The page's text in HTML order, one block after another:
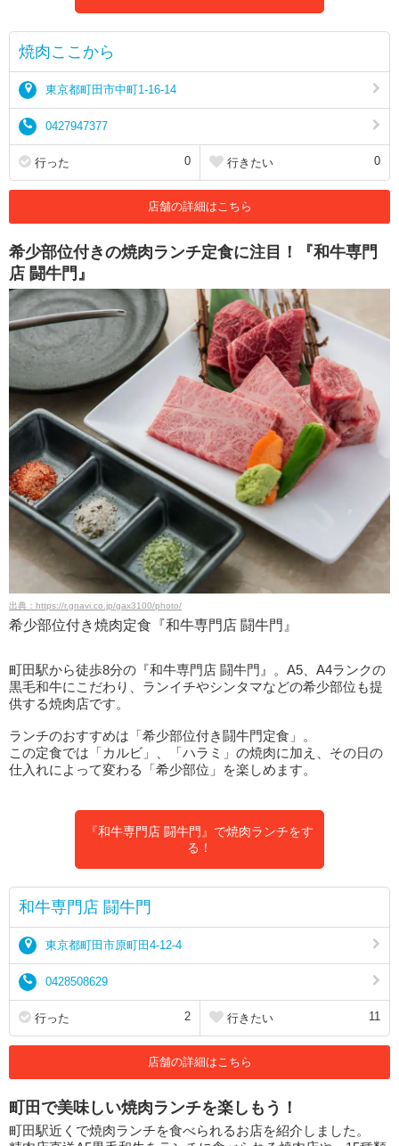
焼肉ここから
東京都町田市中町1-16-14
0427947377
行った 0 行きたい 0
店舗の詳細はこちら
希少部位付きの焼肉ランチ定食に注目！『和牛専門
店 闘牛門』
出典：https://r.gnavi.co.jp/gax3100/photo/
希少部位付き焼肉定食『和牛専門店 闘牛門』
町田駅から徒歩8分の『和牛専門店 闘牛門』。A5、A4ランクの
黒毛和牛にこだわり、ランイチやシンタマなどの希少部位も提
供する焼肉店です。
ランチのおすすめは「希少部位付き闘牛門定食」。
この定食では「カルビ」、「ハラミ」の焼肉に加え、その日の
仕入れによって変わる「希少部位」を楽しめます。
『和牛専門店 闘牛門』で焼肉ランチをす
る！
和牛専門店 闘牛門
東京都町田市原町田4-12-4
0428508629
行った 2 行きたい 11
店舗の詳細はこちら
町田で美味しい焼肉ランチを楽しもう！
町田駅近くで焼肉ランチを食べられるお店を紹介しました。